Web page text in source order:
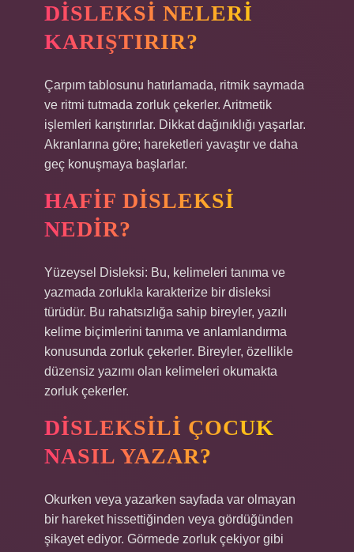
DISLEKSI NELERI
KARIŞTIRIR?
Çarpım tablosunu hatırlamada, ritmik saymada
ve ritmi tutmada zorluk çekerler. Aritmetik
işlemleri karıştırırlar. Dikkat dağınıklığı yaşarlar.
Akranlarına göre; hareketleri yavaştır ve daha
geç konuşmaya başlarlar.
HAFIF DISLEKSI
NEDIR?
Yüzeysel Disleksi: Bu, kelimeleri tanıma ve
yazmada zorlukla karakterize bir disleksi
türüdür. Bu rahatsızlığa sahip bireyler, yazılı
kelime biçimlerini tanıma ve anlamlandırma
konusunda zorluk çekerler. Bireyler, özellikle
düzensiz yazımı olan kelimeleri okumakta
zorluk çekerler.
DISLEKSILI ÇOCUK
NASIL YAZAR?
Okurken veya yazarken sayfada var olmayan
bir hareket hissettiğinden veya gördüğünden
şikayet ediyor. Görmede zorluk çekiyor gibi